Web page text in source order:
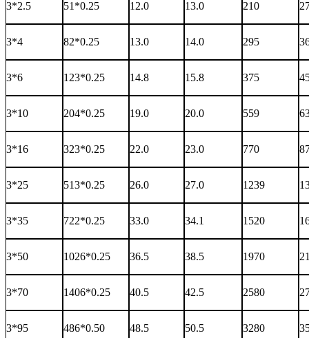
3*2.5 51*0.25 12.0 13.0 210
3*4 82*0.25 13.0 14.0 295
3*6 123*0.25 14.8 15.8 375
3*10 204*0.25 19.0 20.0 559
3*16 323*0.25 22.0 23.0 770
3*25 513*0.25 26.0 27.0 1239
3*35 722*0.25 33.0 34.1 1520
3*50 1026*0.25 36.5 38.5 1970
3*70 1406*0.25 40.5 42.5 2580
3*95 486*0.50 48.5 50.5 3280